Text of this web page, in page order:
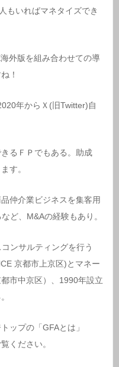
もいればマネタイズでき
外版を組み合わせての導
！
年からＸ(旧Twitter)自
るＦＰでもある。助成
す。
仲介業ビジネスを集客用
ど、M&Aの経験もあり。
ンサルティングを行う
京都市上京区)とマネー
市中京区）、1990年設立
ップの「GFAとは」
ください。